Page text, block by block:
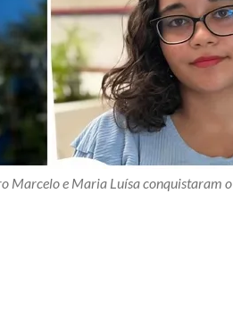
Marcelo e Maria Luísa conquistaram